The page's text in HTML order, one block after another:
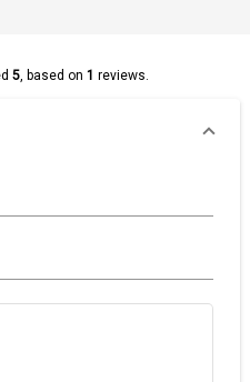
5, based on 1 reviews.